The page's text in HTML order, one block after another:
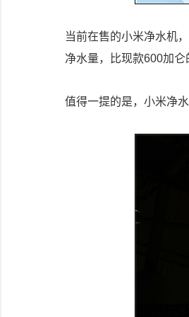
当前在售的小米净水机
净水量，比现款600加仑
值得一提的是，小米净